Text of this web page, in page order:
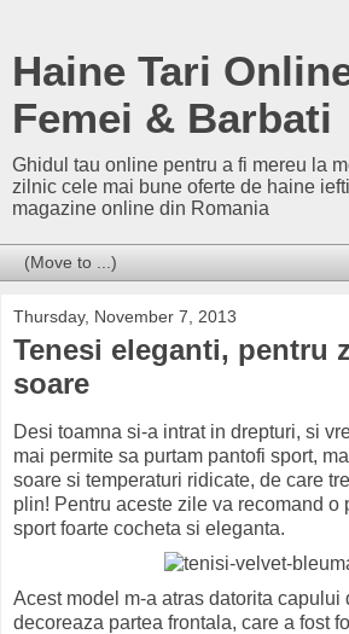
Haine Tari
Femei & Barbati
Ghidul tau online pentru a fi mereu la
zilnic cele mai bune oferte de haine
magazine online din Romania
Thursday, November 7, 2013
Tenesi eleganti, pentru
soare
Desi toamna si-a intrat in drepturi, si
mai permite sa purtam pantofi sport,
soare si temperaturi ridicate, de care
plin! Pentru aceste zile va recomand o
sport foarte cocheta si eleganta.
Acest model m-a atras datorita capului
decoreaza partea frontala, care a fost